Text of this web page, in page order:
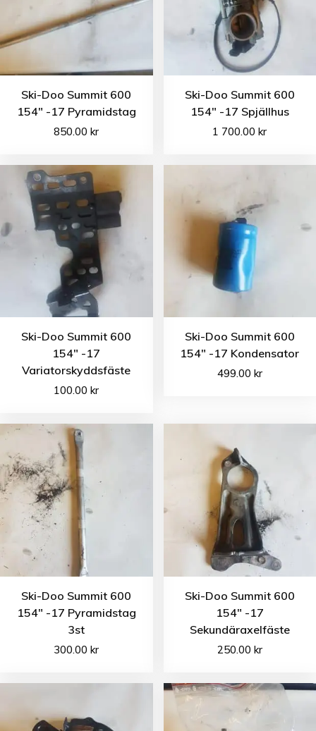
Ski-Doo Summit 600
154″ -17 Pyramidstag
850.00kr
Ski-Doo Summit 600
154″ -17 Spjällhus
1 700.00kr
Ski-Doo Summit 600
154″ -17
Variatorskyddsfäste
100.00kr
Ski-Doo Summit 600
154″ -17 Kondensator
499.00 kr
Ski-Doo Summit 600
154″ -17 Pyramidstag
3st
300.00kr
Ski-Doo Summit 600
154″ -17
Sekundäraxelfäste
250.00 kr